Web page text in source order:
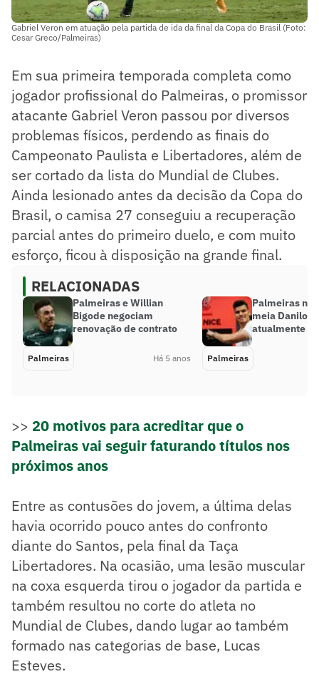
Gabriel Veron em atuação pela partida de ida da final da Copa do Brasil (Foto:
Cesar Greco/Palmeiras)
Em sua primeira temporada completa como
jogador profissional do Palmeiras, o promissor
atacante Gabriel Veron passou por diversos
problemas físicos, perdendo as finais do
Campeonato Paulista e Libertadores, além de
ser cortado da lista do Mundial de Clubes.
Ainda lesionado antes da decisão da Copa do
Brasil, o camisa 27 conseguiu a recuperação
parcial antes do primeiro duelo, e com muito
esforço, ficou à disposição na grande final.
RELACIONADAS
Palmeiras e Willian
Bigode negociam
renovação de contrato
Palmeiras Há 5 anos
Palmeiras
meia Danilo
atualmente
Palmeiras
>> 20 motivos para acreditar que o
Palmeiras vai seguir faturando títulos nos
próximos anos
Entre as contusões do jovem, a última delas
havia ocorrido pouco antes do confronto
diante do Santos, pela final da Taça
Libertadores. Na ocasião, uma lesão muscular
na coxa esquerda tirou o jogador da partida e
também resultou no corte do atleta no
Mundial de Clubes, dando lugar ao também
formado nas categorias de base, Lucas
Esteves.